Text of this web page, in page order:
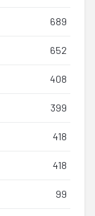
689
652
408
399
418
418
99